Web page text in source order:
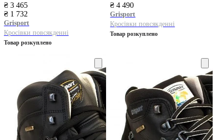
₴ 3 465
₴ 1 732
Grisport
Кросівки повсякденні
Товар розкуплено
₴ 4 490
Grisport
Кросівки повсякденні
Товар розкуплено